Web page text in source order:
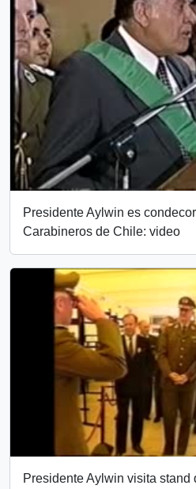
Presidente Aylwin es
Carabineros de Chile: video
Presidente Aylwin visita stand